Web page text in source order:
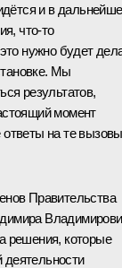
и в
что‑то
нужно будет
Мы
результатов,
момент
ответы на те
Правительства
решения, которые